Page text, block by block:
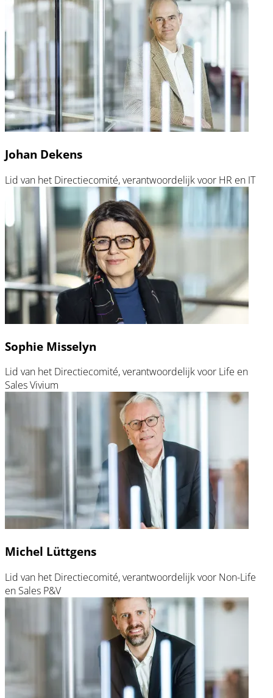
Johan Dekens
Lid van het Directiecomité, verantwoordelijk voor HR en IT
Sophie Misselyn
Lid van het Directiecomité, verantwoordelijk voor Life en
Sales Vivium
Michel Lüttgens
Lid van het Directiecomité, verantwoordelijk voor Non-Life
en Sales P&V